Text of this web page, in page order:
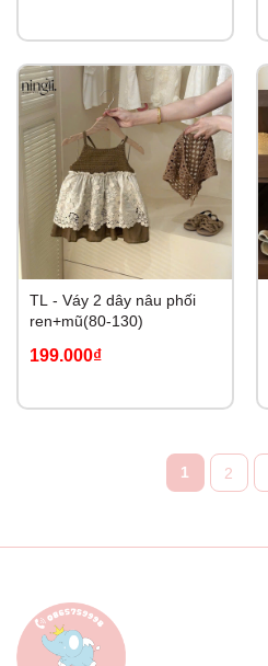
TL - Váy 2 dây nâu phối
ren+mũ(80-130)
199.000₫
1 2